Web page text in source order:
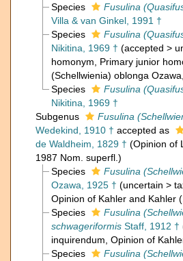
Species
Fusulina
Villa & van Ginkel, 1991 †
Species
Fusulina
Nikitina, 1969 † (accepted >
homonym , Primary junior
(Schellwienia) oblonga
Species
Fusulina
Nikitina, 1969 †
Subgenus
Fusulina
Wedekind, 1910 † accepted as
de Waldheim, 1829 † (Opinion of
1987 Nom. superfl.)
Species
Fusulina
Ozawa, 1925 † (uncertain >
Opinion of Kahler and Kahler
Species
Fusulina
schwageriformisStaff, 1912 †
inquirendum , Opinion of
Species
Fusulina